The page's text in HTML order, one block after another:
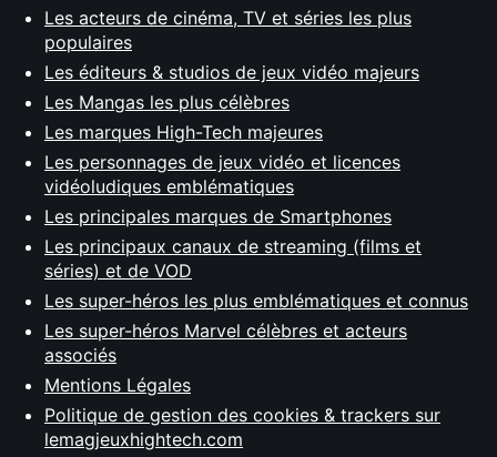
Les acteurs de cinéma, TV et séries les plus
populaires
Les éditeurs & studios de jeux vidéo majeurs
Les Mangas les plus célèbres
Les marques High-Tech majeures
Les personnages de jeux vidéo et licences
vidéoludiques emblématiques
Les principales marques de Smartphones
Les principaux canaux de streaming (films et
séries) et de VOD
Les super-héros les plus emblématiques et connus
Les super-héros Marvel célèbres et acteurs
associés
Mentions Légales
Politique de gestion des cookies & trackers sur
lemagjeuxhightech.com